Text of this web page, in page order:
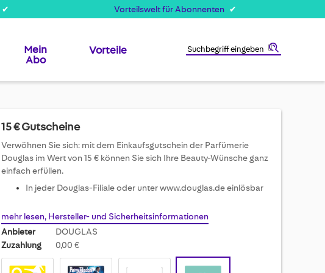
Vorteilswelt für Abonnenten
Mein
Abo
Vorteile
15 € Gutscheine
Verwöhnen Sie sich: mit dem Einkaufsgutschein der Parfümerie
Douglas im Wert von 15 € können Sie sich Ihre Beauty-Wünsche ganz
einfach erfüllen.
In jeder Douglas-Filiale oder unter www.douglas.de einlösbar
mehr lesen, Hersteller- und Sicherheitsinformationen
Anbieter
DOUGLAS
Zuzahlung
0,00 €